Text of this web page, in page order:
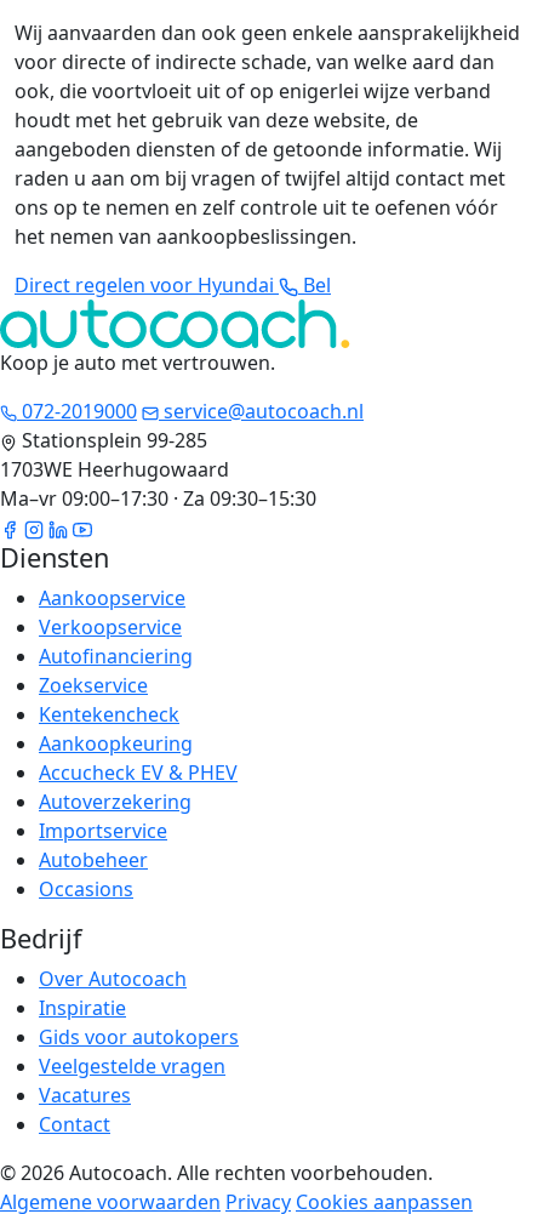
Wij aanvaarden dan ook geen enkele aansprakelijkheid
voor directe of indirecte schade, van welke aard dan
ook, die voortvloeit uit of op enigerlei wijze verband
houdt met het gebruik van deze website, de
aangeboden diensten of de getoonde informatie. Wij
raden u aan om bij vragen of twijfel altijd contact met
ons op te nemen en zelf controle uit te oefenen vóór
het nemen van aankoopbeslissingen.
Direct regelen voor Hyundai
Bel
Koop je auto met vertrouwen.
072-2019000
service@autocoach.nl
Stationsplein 99-285
1703WE Heerhugowaard
Ma–vr 09:00–17:30 · Za 09:30–15:30
Diensten
Aankoopservice
Verkoopservice
Autofinanciering
Zoekservice
Kentekencheck
Aankoopkeuring
Accucheck EV & PHEV
Autoverzekering
Importservice
Autobeheer
Occasions
Bedrijf
Over Autocoach
Inspiratie
Gids voor autokopers
Veelgestelde vragen
Vacatures
Contact
© 2026 Autocoach. Alle rechten voorbehouden.
Algemene voorwaarden Privacy Cookies aanpassen